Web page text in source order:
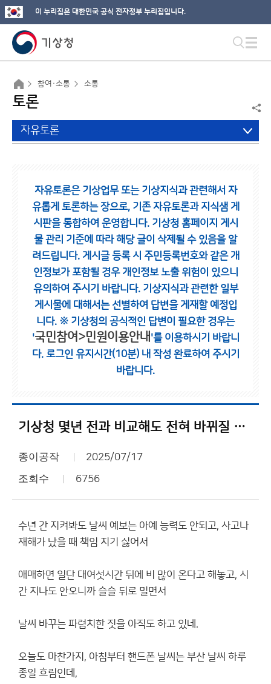
이 누리집은 대한민국 공식 전자정부 누리집입니다.
참여·소통 소통
토론
자유토론
자유토론은 기상업무 또는 기상지식과 관련해서 자
유롭게 토론하는 장으로, 기존 자유토론과 지식샘 게
시판을 통합하여 운영합니다. 기상청 홈페이지 게시
물 관리 기준에 따라 해당 글이 삭제될 수 있음을 알
려드립니다. 게시글 등록 시 주민등록번호와 같은 개
인정보가 포함될 경우 개인정보 노출 위험이 있으니
유의하여 주시기 바랍니다. 기상지식과 관련한 일부
게시물에 대해서는 선별하여 답변을 게재할 예정입
니다. ※ 기상청의 공식적인 답변이 필요한 경우는
'국민참여>민원이용안내 '를 이용하시기 바랍니
다. 로그인 유지시간(10분) 내 작성 완료하여 주시기
바랍니다.
기상청 몇년 전과 비교해도 전혀 바뀌질 않네
종이공작 2025/07/17
조회수 6756
수년 간 지켜봐도 날씨 예보는 아예 능력도 안되고, 사고나
재해가 났을 때 책임 지기 싫어서
애매하면 일단 대여섯시간 뒤에 비 많이 온다고 해놓고, 시
간 지나도 안오니까 슬슬 뒤로 밀면서
날씨 바꾸는 파렴치한 짓을 아직도 하고 있네.
오늘도 마찬가지, 아침부터 핸드폰 날씨는 부산 날씨 하루
종일 흐림인데,